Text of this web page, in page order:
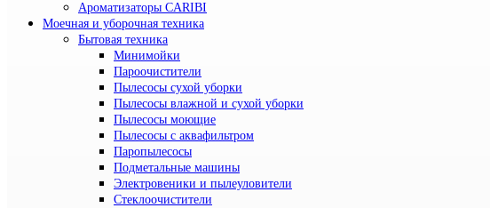
Ароматизаторы CARIBI
Моечная и уборочная техника
Бытовая техника
Минимойки
Пароочистители
Пылесосы сухой уборки
Пылесосы влажной и сухой уборки
Пылесосы моющие
Пылесосы с аквафильтром
Паропылесосы
Подметальные машины
Электровеники и пылеуловители
Стеклоочистители